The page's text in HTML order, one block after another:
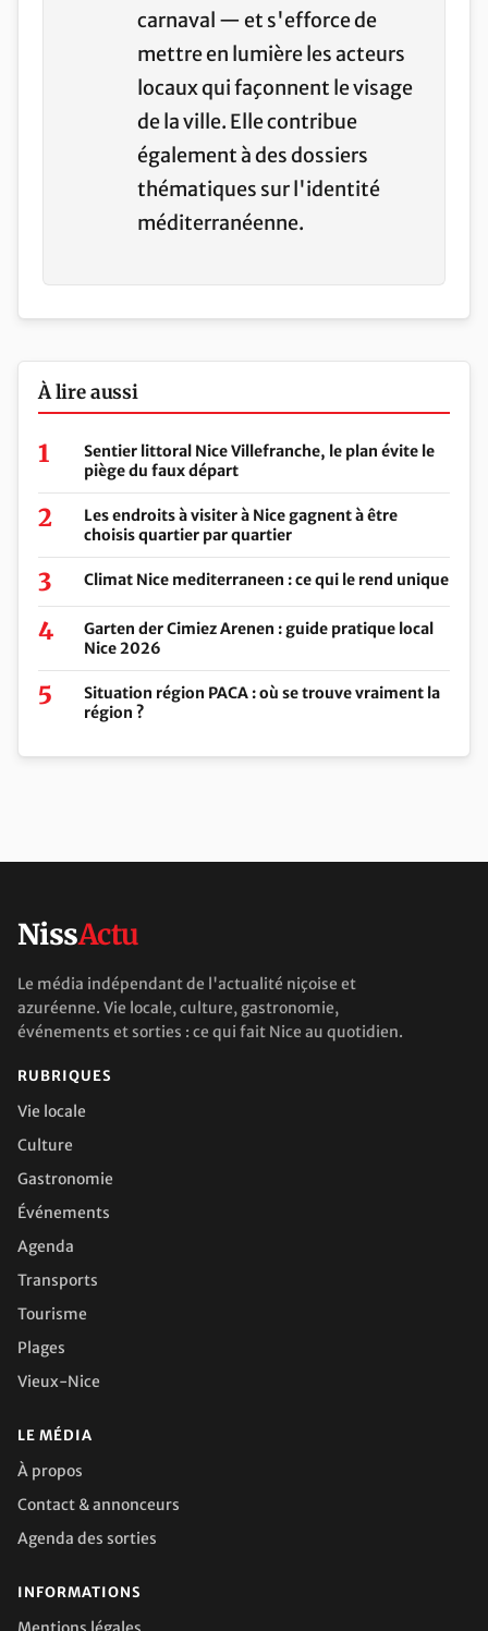
carnaval — et s'efforce de
mettre en lumière les acteurs
locaux qui façonnent le visage
de la ville. Elle contribue
également à des dossiers
thématiques sur l'identité
méditerranéenne.
À lire aussi
Sentier littoral Nice Villefranche, le plan évite le
piège du faux départ
Les endroits à visiter à Nice gagnent à être
choisis quartier par quartier
Climat Nice mediterraneen : ce qui le rend unique
Garten der Cimiez Arenen : guide pratique local
Nice 2026
Situation région PACA : où se trouve vraiment la
région ?
NissActu
Le média indépendant de l'actualité niçoise et
azuréenne. Vie locale, culture, gastronomie,
événements et sorties : ce qui fait Nice au quotidien.
RUBRIQUES
Vie locale
Culture
Gastronomie
Événements
Agenda
Transports
Tourisme
Plages
Vieux-Nice
LE MÉDIA
À propos
Contact & annonceurs
Agenda des sorties
INFORMATIONS